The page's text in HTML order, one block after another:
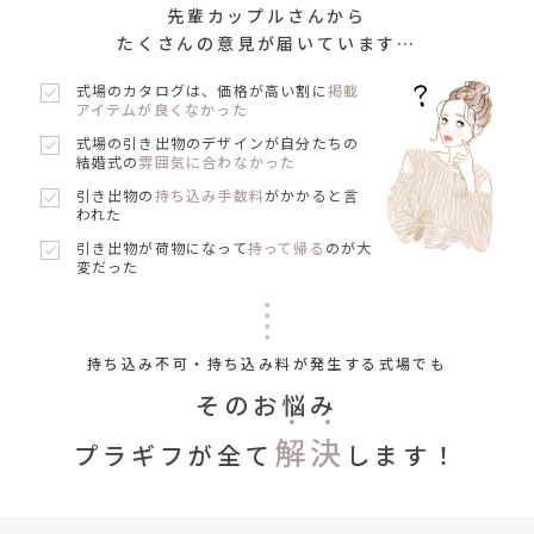
先輩カップルさんから
たくさんの意見が届いています…
式場のカタログは、価格が高い割に掲載
アイテムが良くなかった
式場の引き出物のデザインが自分たちの
結婚式の雰囲気に合わなかった
引き出物の持ち込み手数料がかかると言
われた
引き出物が荷物になって持って帰る のが大
変だった
持ち込み不可・持ち込み料が発生する式場でも
そのお悩み
プラギフが全て 解決 します！